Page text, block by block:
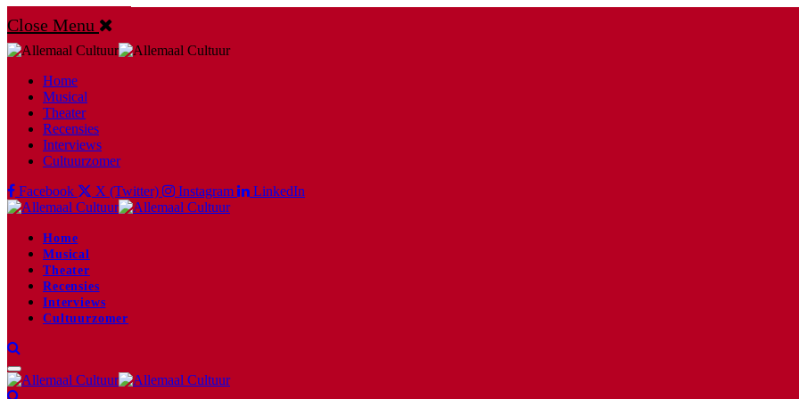
Close Menu
Home
Musical
Theater
Recensies
Interviews
Cultuurzomer
Facebook
X (Twitter) Instagram LinkedIn
Home
Musical
Theater
Recensies
Interviews
Cultuurzomer